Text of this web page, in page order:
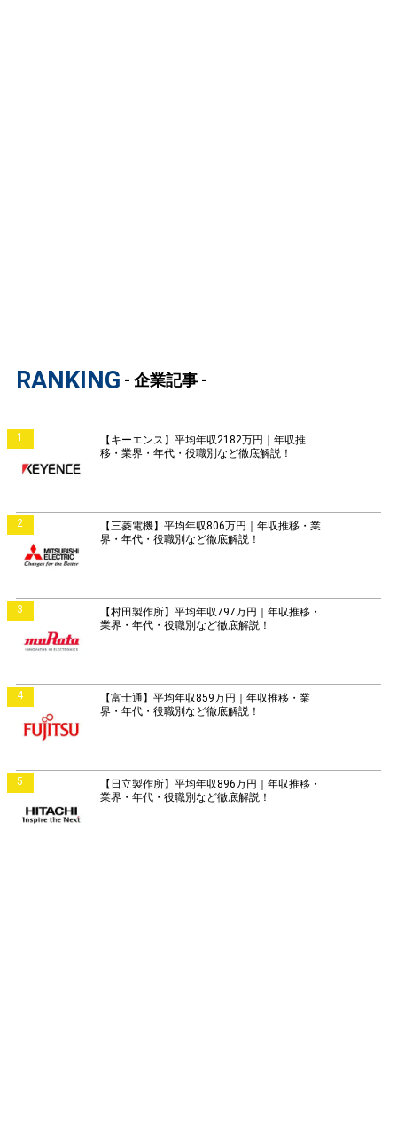
RANKING - 企業記事 -
1
【キーエンス】平均年収2182万円｜年収推
移・業界・年代・役職別など徹底解説！
2
【三菱電機】平均年収806万円｜年収推移・業
界・年代・役職別など徹底解説！
3
【村田製作所】平均年収797万円｜年収推移・
業界・年代・役職別など徹底解説！
4
【富士通】平均年収859万円｜年収推移・業
界・年代・役職別など徹底解説！
5
【日立製作所】平均年収896万円｜年収推移・
業界・年代・役職別など徹底解説！